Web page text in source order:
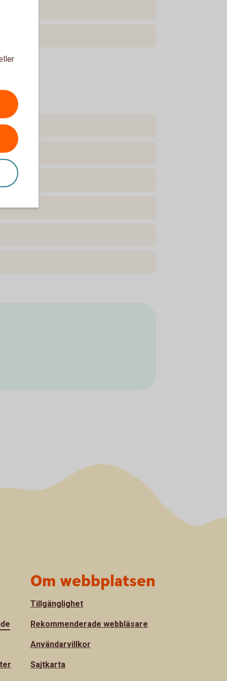
Om webbplatsen
Tillgänglighet
Rekommenderade webbläsare
Användarvillkor
Sajtkarta